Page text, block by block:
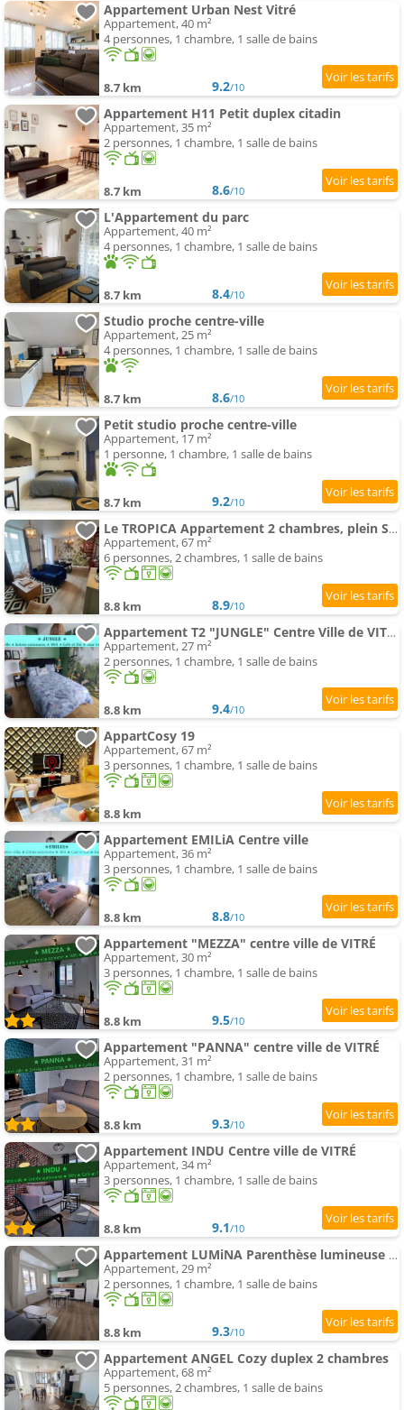
Appartement Urban Nest Vitré
Appartement, 40 m²
4 personnes, 1 chambre, 1 salle de bains
8.7 km 9.2/10
Appartement H11 Petit duplex citadin
Appartement, 35 m²
2 personnes, 1 chambre, 1 salle de bains
8.7 km 8.6/10
L'Appartement du parc
Appartement, 40 m²
4 personnes, 1 chambre, 1 salle de bains
8.7 km 8.4/10
Studio proche centre-ville
Appartement, 25 m²
4 personnes, 1 chambre, 1 salle de bains
8.7 km 8.6/10
Petit studio proche centre-ville
Appartement, 17 m²
1 personne, 1 chambre, 1 salle de bains
8.7 km 9.2/10
Le TROPICA Appartement 2 chambres, plein Sud centre ville de VITRÉ
Appartement, 67 m²
6 personnes, 2 chambres, 1 salle de bains
8.8 km 8.9/10
Appartement T2 "JUNGLE" Centre Ville de VITRÉ au calme coté cour
Appartement, 27 m²
2 personnes, 1 chambre, 1 salle de bains
8.8 km 9.4/10
AppartCosy 19
Appartement, 67 m²
3 personnes, 1 chambre, 1 salle de bains
8.8 km
Appartement EMILiA Centre ville
Appartement, 36 m²
3 personnes, 1 chambre, 1 salle de bains
8.8 km 8.8/10
Appartement "MEZZA" centre ville de VITRÉ
Appartement, 30 m²
3 personnes, 1 chambre, 1 salle de bains
8.8 km 9.5/10
Appartement "PANNA" centre ville de VITRÉ
Appartement, 31 m²
2 personnes, 1 chambre, 1 salle de bains
8.8 km 9.3/10
Appartement INDU Centre ville de VITRÉ
Appartement, 34 m²
3 personnes, 1 chambre, 1 salle de bains
8.8 km 9.1/10
Appartement LUMiNA Parenthèse lumineuse au centre de Vitré
Appartement, 29 m²
2 personnes, 1 chambre, 1 salle de bains
8.8 km 9.3/10
Appartement ANGEL Cozy duplex 2 chambres
Appartement, 68 m²
5 personnes, 2 chambres, 1 salle de bains